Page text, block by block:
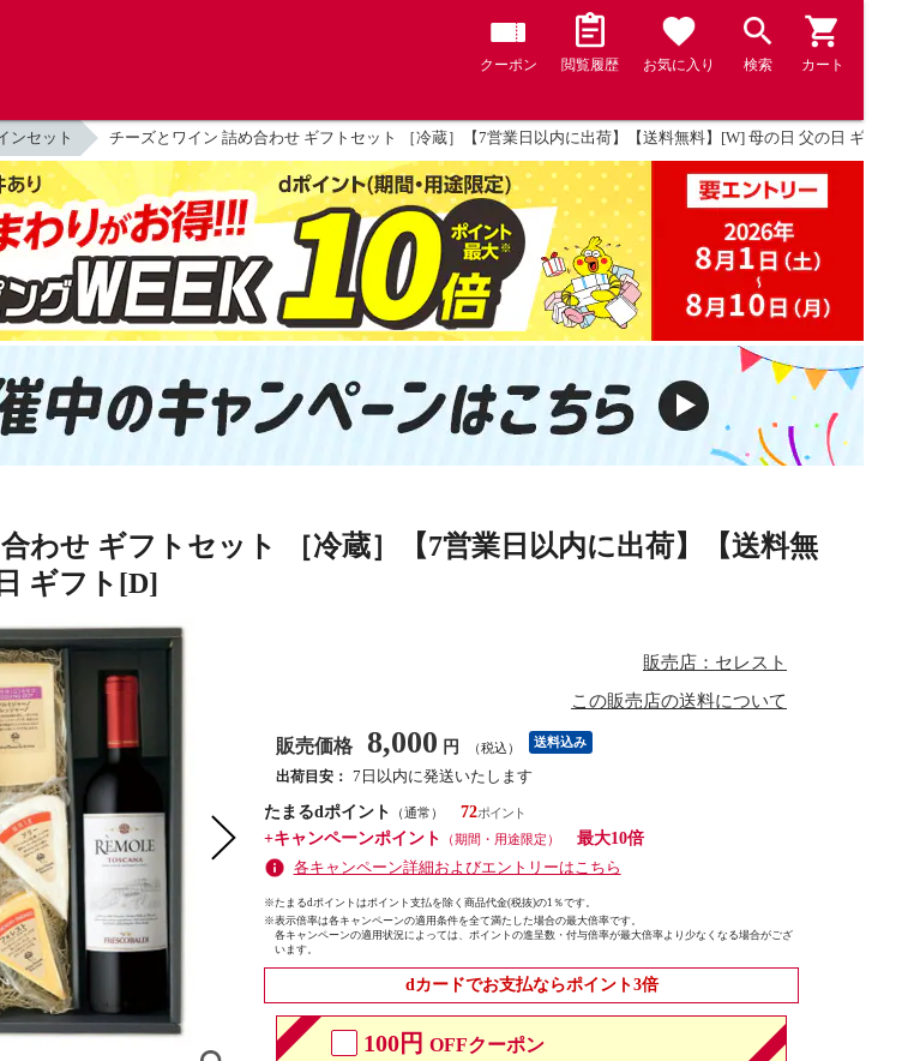
クーポン 閲覧履歴 お気に入り 検索 カート
ンセット チーズとワイン 詰め合わせ ギフトセット ［冷蔵］【7営業日以内に出荷】【送料無料】[W] 母の日 父の日 ギフト
わせ ギフトセット ［冷蔵］【7営業日以内に出荷】【送料無
ギフト[D]
販売店：セレスト
この販売店の送料について
販売価格 8,000 円 （税込） 送料込み
出荷目安： 7日以内に発送いたします
たまるdポイント
（通常）
72
+キャンペーンポイント
（期間・用途限定）
最大10倍
各キャンペーン詳細およびエントリーはこちら
※たまるdポイントはポイント支払を除く商品代金(税抜)の1％です。
※表示倍率は各キャンペーンの適用条件を全て満たした場合の最大倍率です。
各キャンペーンの適用状況によっては、ポイントの進呈数・付与倍率が最大倍率より少なくなる場合がござ
います。
dカードでお支払ならポイント3倍
100円 OFFクーポン